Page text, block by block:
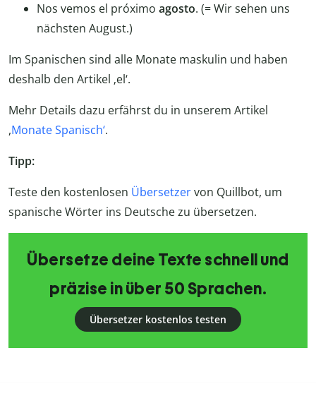
Nos vemos el próximo agosto. (= Wir sehen uns
nächsten August.)
Im Spanischen sind alle Monate maskulin und haben
deshalb den Artikel ‚el‘.
Mehr Details dazu erfährst du in unserem Artikel
,Monate Spanisch‘.
Tipp:
Teste den kostenlosen Übersetzervon Quillbot, um
spanische Wörter ins Deutsche zu übersetzen.
Übersetze deine Texte schnell und
präzise in über 50 Sprachen.
Übersetzer kostenlos testen